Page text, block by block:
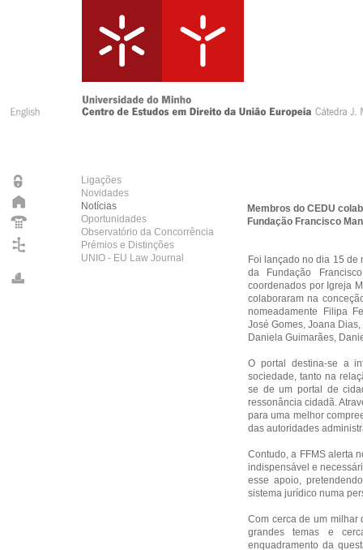
Ligações
Novidades
Notícias
Oportunidades
Observatório da Concorrência
Prémios e Distinções
UNIO - EU Law Journal
Membros do CEDU
Fundação Francisco
Foi lançado no dia 15 de
da Fundação
coordenados por Igreja
colaboraram na
nomeadamente Filipa
José Gomes, Joana
Daniela Guimarães,
O portal destina-se a
sociedade, tanto na
se de um portal de
ressonância cidadã.
para uma melhor
das autoridades
Contudo, a FFMS alerta
indispensável e
esse apoio,
sistema jurídico numa
Com cerca de um milhar
grandes temas e
enquadramento da